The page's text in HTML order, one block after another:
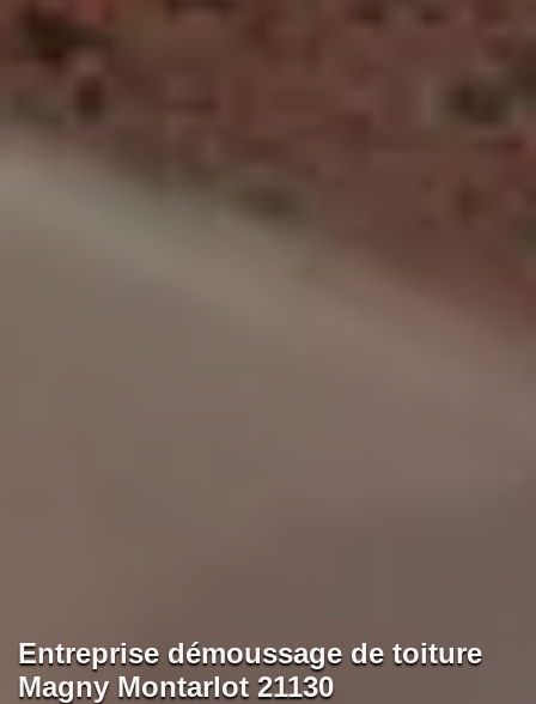
Entreprise démoussage de toiture
Magny Montarlot 21130